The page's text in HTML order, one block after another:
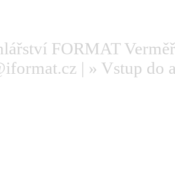
FORMAT
| » Vstup do